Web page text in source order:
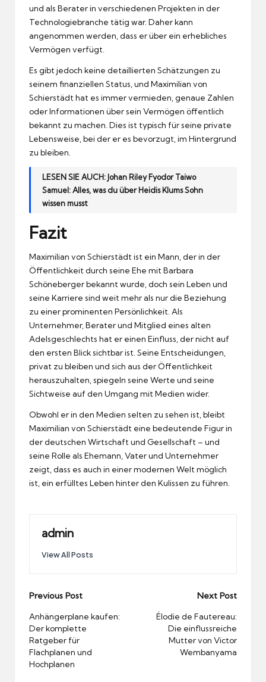
und als Berater in verschiedenen Projekten in der
Technologiebranche tätig war. Daher kann
angenommen werden, dass er über ein erhebliches
Vermögen verfügt.
Es gibt jedoch keine detaillierten Schätzungen zu
seinem finanziellen Status, und Maximilian von
Schierstädt hat es immer vermieden, genaue Zahlen
oder Informationen über sein Vermögen öffentlich
bekannt zu machen. Dies ist typisch für seine private
Lebensweise, bei der er es bevorzugt, im Hintergrund
zu bleiben.
LESEN SIE AUCH: Johan Riley Fyodor Taiwo
Samuel: Alles, was du über Heidis Klums Sohn
wissen musst
Fazit
Maximilian von Schierstädt ist ein Mann, der in der
Öffentlichkeit durch seine Ehe mit Barbara
Schöneberger bekannt wurde, doch sein Leben und
seine Karriere sind weit mehr als nur die Beziehung
zu einer prominenten Persönlichkeit. Als
Unternehmer, Berater und Mitglied eines alten
Adelsgeschlechts hat er einen Einfluss, der nicht auf
den ersten Blick sichtbar ist. Seine Entscheidungen,
privat zu bleiben und sich aus der Öffentlichkeit
herauszuhalten, spiegeln seine Werte und seine
Sichtweise auf den Umgang mit Medien wider.
Obwohl er in den Medien selten zu sehen ist, bleibt
Maximilian von Schierstädt eine bedeutende Figur in
der deutschen Wirtschaft und Gesellschaft – und
seine Rolle als Ehemann, Vater und Unternehmer
zeigt, dass es auch in einer modernen Welt möglich
ist, ein erfülltes Leben hinter den Kulissen zu führen.
admin
View All Posts
Post
navigation
Previous Post
Anhängerplane kaufen:
Der komplette
Ratgeber für
Flachplanen und
Hochplanen
Next Post
Élodie de Fautereau:
Die einflussreiche
Mutter von Victor
Wembanyama